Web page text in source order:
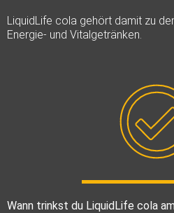
LiquidLife cola gehört damit zu
Energie- und Vitalgetränken.
Wann trinkst du LiquidLife cola